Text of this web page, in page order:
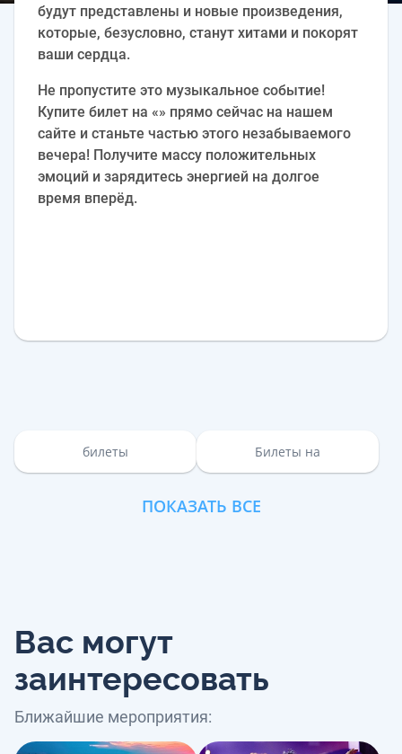
будут представлены и новые произведения,
которые, безусловно, станут хитами и покорят
ваши сердца.
Не пропустите это музыкальное событие!
Купите билет на «» прямо сейчас на нашем
сайте и станьте частью этого незабываемого
вечера! Получите массу положительных
эмоций и зарядитесь энергией на долгое
время вперёд.
билеты Билеты на
ПОКАЗАТЬ ВСЕ
Вас могут
заинтересовать
Ближайшие мероприятия: